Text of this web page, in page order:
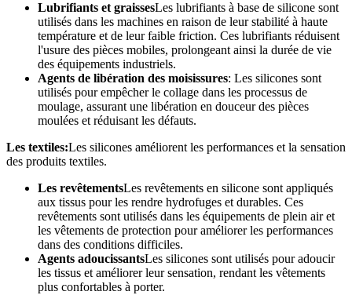
Lubrifiants et graissesLes lubrifiants à base de silicone sont
utilisés dans les machines en raison de leur stabilité à haute
température et de leur faible friction. Ces lubrifiants réduisent
l'usure des pièces mobiles, prolongeant ainsi la durée de vie
des équipements industriels.
Agents de libération des moisissures: Les silicones sont
utilisés pour empêcher le collage dans les processus de
moulage, assurant une libération en douceur des pièces
moulées et réduisant les défauts.
Les textiles:Les silicones améliorent les performances et la sensation
des produits textiles.
Les revêtementsLes revêtements en silicone sont appliqués
aux tissus pour les rendre hydrofuges et durables. Ces
revêtements sont utilisés dans les équipements de plein air et
les vêtements de protection pour améliorer les performances
dans des conditions difficiles.
Agents adoucissantsLes silicones sont utilisés pour adoucir
les tissus et améliorer leur sensation, rendant les vêtements
plus confortables à porter.